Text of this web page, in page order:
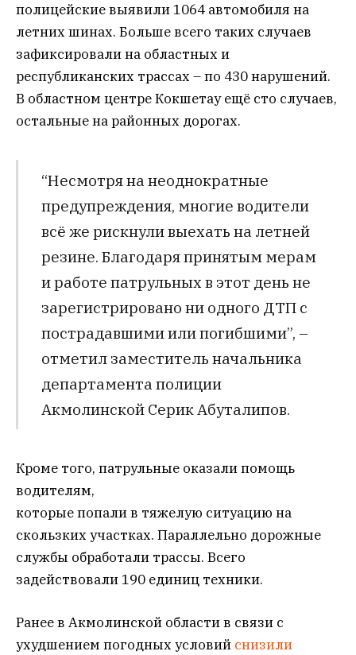
полицейские выявили 1064 автомобиля на
летних шинах. Больше всего таких случаев
зафиксировали на областных и
республиканских трассах – по 430 нарушений.
В областном центре Кокшетау ещё сто случаев,
остальные на районных дорогах.
“Несмотря на неоднократные
предупреждения, многие водители
всё же рискнули выехать на летней
резине. Благодаря принятым мерам
и работе патрульных в этот день не
зарегистрировано ни одного ДТП с
пострадавшими или погибшими”, –
отметил заместитель начальника
департамента полиции
Акмолинской Серик Абуталипов.
Кроме того, патрульные оказали помощь
водителям,
которые попали в тяжелую ситуацию на
скользких участках. Параллельно дорожные
службы обработали трассы. Всего
задействовали 190 единиц техники.
Ранее в Акмолинской области в связи с
ухудшением погодных условий снизили